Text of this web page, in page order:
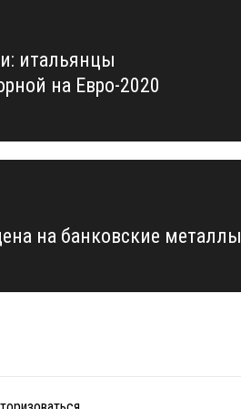
итальянцы
на Евро-2020
на банковские металлы